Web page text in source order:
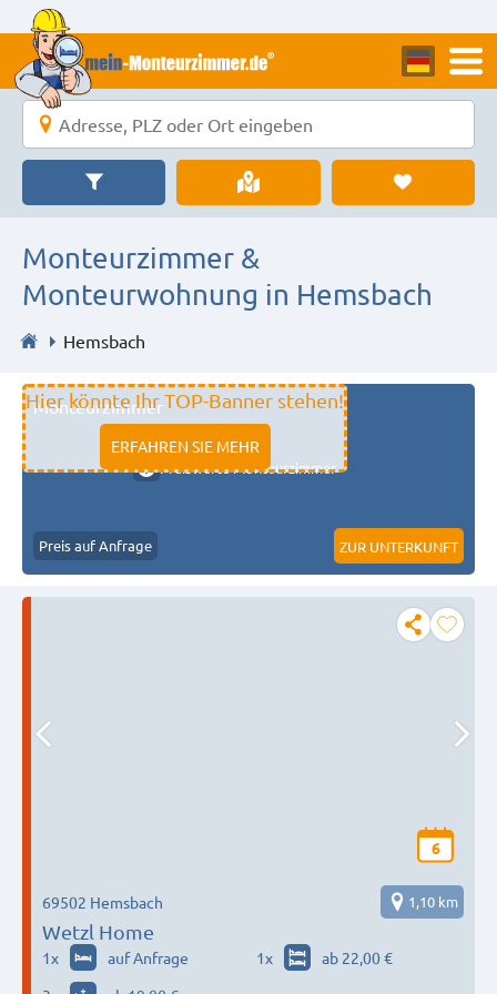
Monteurzimmer &
Monteurwohnung in Hemsbach
Hemsbach
Hier könnte Ihr TOP-Banner stehen!
ERFAHREN SIE MEHR
Monteurzimmer
11333 fulda
Preiswerte Monteurzimmer
Preis auf Anfrage ZUR UNTERKUNFT
6
Wetzl Home
69502 Hemsbach 1,10 km
1x auf Anfrage 1x
ab 22,00 €